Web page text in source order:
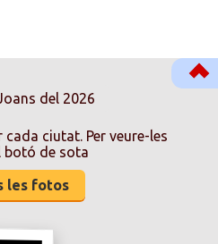
del 2026
ciutat. Per veure-les
botó de sota
les fotos